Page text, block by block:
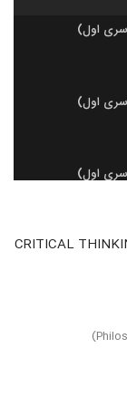
CRITICAL